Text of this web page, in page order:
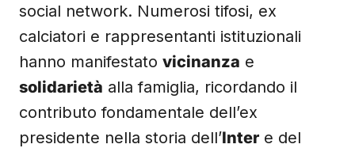
social network. Numerosi tifosi, ex
calciatori e rappresentanti istituzionali
hanno manifestato vicinanza e
solidarietà alla famiglia, ricordando il
contributo fondamentale dell’ex
presidente nella storia dell’Inter e del